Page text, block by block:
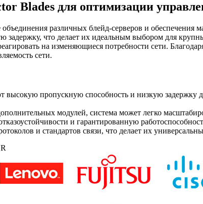
Blades для оптимизации
различных блейд-серверов и обеспечения
что делает их идеальным выбором для
на изменяющиеся потребности сети.
сети.
высокую пропускную способность и низкую задержку
модулей, система может легко
и гарантированную
и стандартов связи, что делает их